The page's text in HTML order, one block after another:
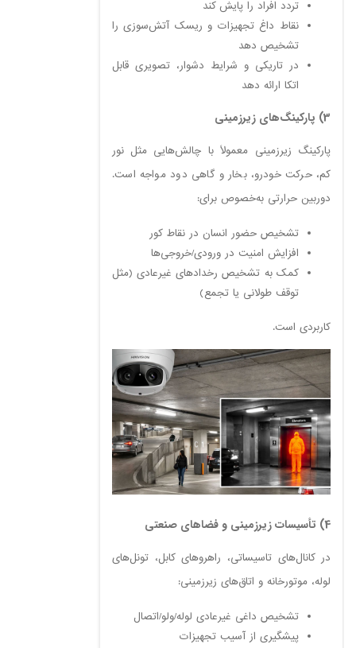
تردد افراد را پایش کند
نقاط داغ تجهیزات و ریسک آتش‌سوزی را
تشخیص دهد
در تاریکی و شرایط دشوار، تصویری قابل
اتکا ارائه دهد
3) پارکینگ‌های زیرزمینی
پارکینگ زیرزمینی معمولاً با چالش‌هایی مثل نور
کم، حرکت خودرو، بخار و گاهی دود مواجه است.
دوربین حرارتی به‌خصوص برای:
تشخیص حضور انسان در نقاط کور
افزایش امنیت در ورودی/خروجی‌ها
کمک به تشخیص رخدادهای غیرعادی (مثل
توقف طولانی یا تجمع)
کاربردی است.
4) تأسیسات زیرزمینی و فضاهای صنعتی
در کانال‌های تاسیساتی، راهروهای کابل، تونل‌های
لوله، موتورخانه و اتاق‌های زیرزمینی:
تشخیص داغی غیرعادی لوله/ولو/اتصال
پیشگیری از آسیب تجهیزات